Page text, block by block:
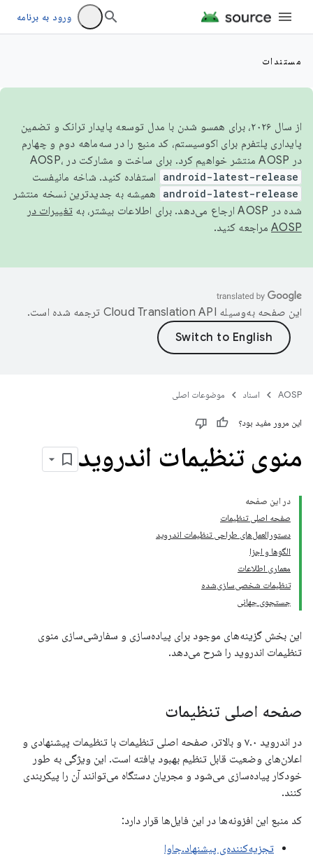
ورود به برنامه
مستندات
از سال ۲۰۲۶، برای همسو شدن با مدل توسعه پایدار ترانک و تضمین
پایداری پلتفرم برای اکوسیستم، کد منبع را در سه‌ماهه دوم و چهارم
در AOSP منتشر خواهیم کرد. برای ساخت و مشارکت در AOSP،
android-latest-release استفاده کنید. شاخه مانیفست
android-latest-release
همیشه به جدیدترین نسخه منتشر
شده در AOSP ارجاع می‌دهد. برای اطلاعات بیشتر، به
تغییرات در
AOSP مراجعه کنید.
این صفحه به‌وسیله ترجمه شده است.
AOSP اسناد موضوعات اصلی
این مرور مفید بود؟
منوی تنظیمات اندروید
در این صفحه
صفحه اصلی تنظیمات
دستورالعمل‌های طراحی تنظیمات اندروید
الگوها و اجزا
معماری اطلاعات
تنظیمات شخصی‌سازی‌شده
جستجوی جهانی
این بخش گزینه‌های موجود برای پیاده‌سازی و سفارشی‌سازی منوی
تنظیمات اندروید را شرح می‌دهد.
صفحه اصلی تنظیمات
در اندروید ۷.۰ و بالاتر، صفحه اصلی تنظیمات با تنظیمات پیشنهادی و
اعلان‌های وضعیت قابل تنظیم بهبود یافته است. این ویژگی به طور
خودکار پیاده‌سازی می‌شود و مجریان دستگاه می‌توانند آن را پیکربندی
کنند.
کد منبع این افزونه‌ها در این فایل‌ها قرار دارد:
تجزیه‌کننده‌ی پیشنهاد.جاوا